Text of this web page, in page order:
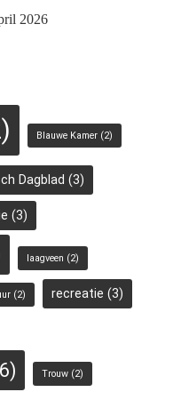
2026
Blauwe Kamer (2)
Dagblad (3)
(3)
laagveen (2)
(2) recreatie (3)
Trouw (2)